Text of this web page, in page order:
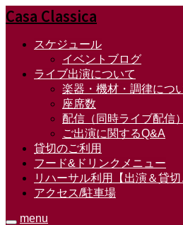
Casa Classica
スケジュール
イベントブログ
ライブ出演について
楽器・機材・調律につ
座席数
配信（同時ライブ配信）
ご出演に関するQ&A
貸切のご利用
フード&ドリンクメニュー
リハーサル利用【出演＆貸切
アクセス/駐車場
menu